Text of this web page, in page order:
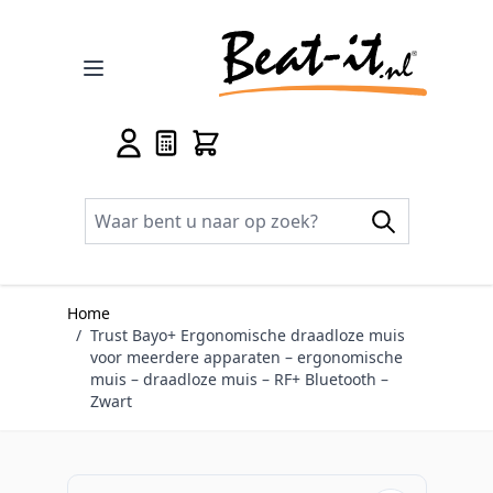
Home
/ Trust Bayo+ Ergonomische draadloze muis
voor meerdere apparaten – ergonomische
muis – draadloze muis – RF+ Bluetooth –
Zwart